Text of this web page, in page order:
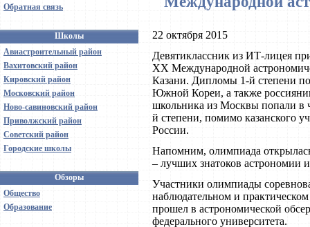
Обратная связь
Школы
Авиастроительный район
Вахитовский район
Кировский район
Московский район
Ново-савиновский район
Приволжский район
Советский район
Городские школы
Обзоры
Общество
Образование
22 октября 2015
Девятиклассник из ИТ-лицея
XX Международной
Казани. Дипломы 1-й степени
Южной Кореи, а также
школьника из Москвы попали в
й степени, помимо казанского
России.
Напомним, олимпиада
– лучших знатоков астрономии
Участники олимпиады
наблюдательном и
прошел в астрономической
федерального университета.